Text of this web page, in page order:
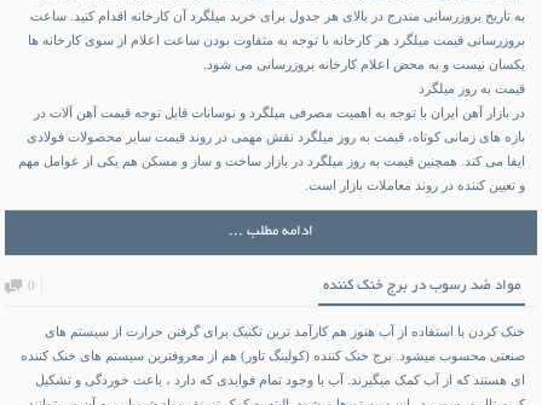
به تاریخ بروزرسانی مندرج در بالای هر جدول برای خرید میلگرد آن کارخانه اقدام کنید. ساعت
بروزرسانی قیمت میلگرد هر کارخانه با توجه به متفاوت بودن ساعت اعلام از سوی کارخانه ها
یکسان نیست و به محض اعلام کارخانه بروزرسانی می شود.
قیمت به روز میلگرد
در بازار آهن ایران با توجه به اهمیت مصرفی میلگرد و نوسانات قابل توجه قیمت آهن آلات در
بازه های زمانی کوتاه، قیمت به روز میلگرد نقش مهمی در روند قیمت سایر محصولات فولادی
ایفا می کند. همچنین قیمت به روز میلگرد در بازار ساخت و ساز و مسکن هم یکی از عوامل مهم
و تعیین کننده در روند معاملات بازار است.
ادامه مطلب ...
مواد ضد رسوب در برج خنک کننده 0
خنک کردن با استفاده از آب هنوز هم کارآمد ترین تکنیک برای گرفتن حرارت از سیستم های
صنعتی محسوب میشود. برج خنک کننده (کولینگ تاور) هم از معروفترین سیستم های خنک کننده
ای هستند که از آب کمک میگیرند. آب با وجود تمام فوایدی که دارد ، باعث خوردگی و تشکیل